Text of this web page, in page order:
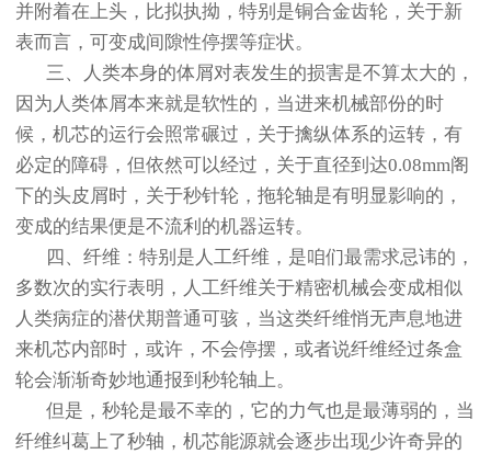
并附着在上头，比拟执拗，特别是铜合金齿轮，关于新
表而言，可变成间隙性停摆等症状。
三、人类本身的体屑对表发生的损害是不算太大的，
因为人类体屑本来就是软性的，当进来机械部份的时
候，机芯的运行会照常碾过，关于擒纵体系的运转，有
必定的障碍，但依然可以经过，关于直径到达0.08mm阁
下的头皮屑时，关于秒针轮，拖轮轴是有明显影响的，
变成的结果便是不流利的机器运转。
四、纤维：特别是人工纤维，是咱们最需求忌讳的，
多数次的实行表明，人工纤维关于精密机械会变成相似
人类病症的潜伏期普通可骇，当这类纤维悄无声息地进
来机芯内部时，或许，不会停摆，或者说纤维经过条盒
轮会渐渐奇妙地通报到秒轮轴上。
但是，秒轮是最不幸的，它的力气也是最薄弱的，当
纤维纠葛上了秒轴，机芯能源就会逐步出现少许奇异的